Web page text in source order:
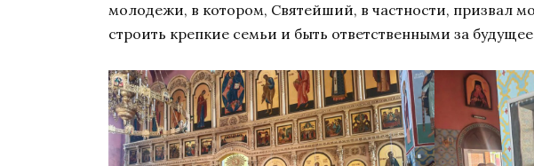
молодежи, в котором, Святейший, в частности, призвал
строить крепкие семьи и быть ответственными за